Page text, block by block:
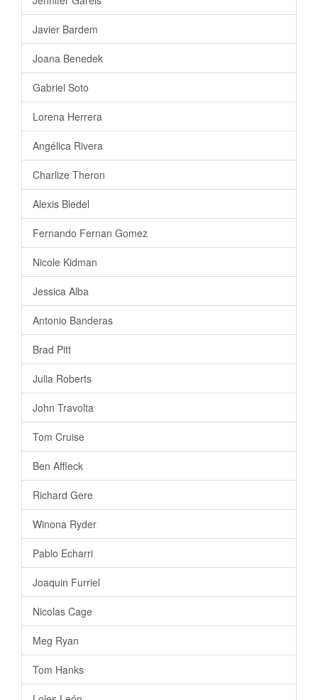
Javier Bardem
Joana Benedek
Gabriel Soto
Lorena Herrera
Angélica Rivera
Charlize Theron
Alexis Bledel
Fernando Fernan Gomez
Nicole Kidman
Jessica Alba
Antonio Banderas
Brad Pitt
Julia Roberts
John Travolta
Tom Cruise
Ben Affleck
Richard Gere
Winona Ryder
Pablo Echarri
Joaquin Furriel
Nicolas Cage
Meg Ryan
Tom Hanks